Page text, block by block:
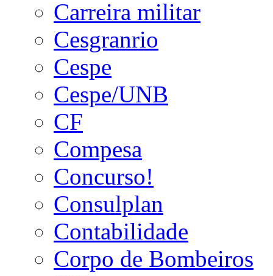
Carreira militar
Cesgranrio
Cespe
Cespe/UNB
CF
Compesa
Concurso!
Consulplan
Contabilidade
Corpo de Bombeiros